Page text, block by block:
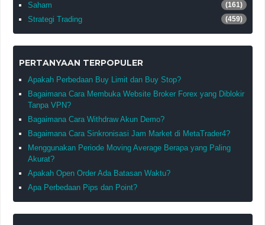
Saham (161)
Strategi Trading (459)
PERTANYAAN TERPOPULER
Apakah Perbedaan Buy Limit dan Buy Stop?
Bagaimana Cara Membuka Website Broker Forex yang Diblokir
Tanpa VPN?
Bagaimana Cara Withdraw Akun Demo?
Bagaimana Cara Sinkronisasi Jam Market di MetaTrader4?
Menggunakan Periode Moving Average Berapa yang Paling
Akurat?
Apakah Open Order Ada Batasan Waktu?
Apa Perbedaan Pips dan Point?